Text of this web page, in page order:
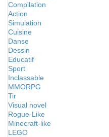
Compilation
Action
Simulation
Cuisine
Danse
Dessin
Educatif
Sport
Inclassable
MMORPG
Tir
Visual novel
Rogue-Like
Minecraft-like
LEGO